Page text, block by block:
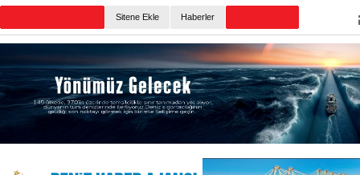
Sitene Ekle Haberler